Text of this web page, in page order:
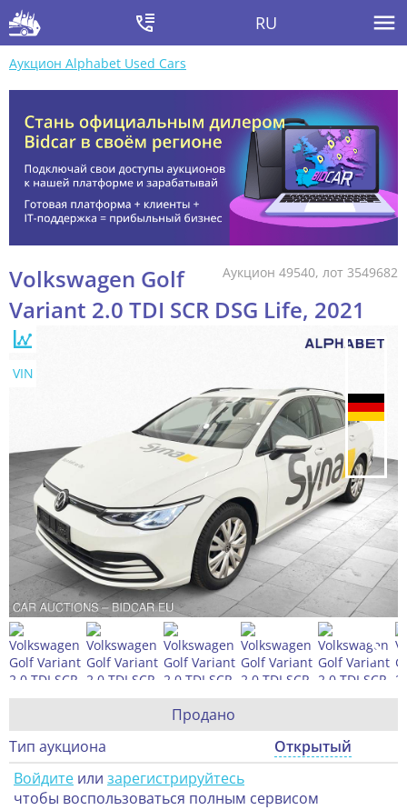
RU
Аукцион Alphabet Used Cars
Аукцион 49540, лот 3549682
Volkswagen Golf
Variant 2.0 TDI SCR DSG Life, 2021
VIN
Продано
Тип аукциона
Открытый
Войдите или зарегистрируйтесь
чтобы воспользоваться полным сервисом